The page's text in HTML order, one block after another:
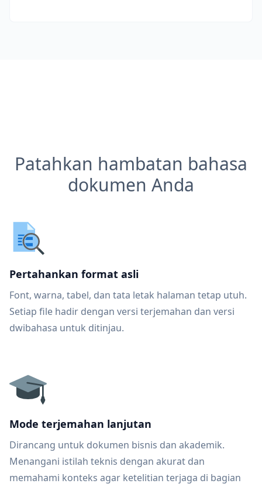
Patahkan hambatan bahasa
dokumen Anda
Pertahankan format asli
Font, warna, tabel, dan tata letak halaman tetap utuh.
Setiap file hadir dengan versi terjemahan dan versi
dwibahasa untuk ditinjau.
Mode terjemahan lanjutan
Dirancang untuk dokumen bisnis dan akademik.
Menangani istilah teknis dengan akurat dan
memahami konteks agar ketelitian terjaga di bagian